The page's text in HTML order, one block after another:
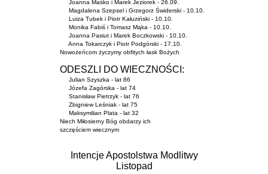
Joanna Maśko i Marek Jeziorek - 26.09.
Magdalena Szepsel i Grzegorz Świderski - 10.10.
Luiza Tubek i Piotr Kałuziński - 10.10.
Monika Fabiś i Tomasz Mąka - 10.10.
Joanna Pasiut i Marek Boczkowski - 10.10.
Anna Tokarczyk i Piotr Podgórski - 17.10.
Nowożeńcom życzymy obfitych łask Bożych
ODESZLI DO WIECZNOŚCI:
Julian Szyszka - lat 86
Józefa Zagórska - lat 74
Stanisław Pietrzyk - lat 76
Zbigniew Leśniak - lat 75
Maksymilian Plata - lat 32
Niech Miłosierny Bóg obdarzy ich
szczęściem wiecznym
Intencje Apostolstwa Modlitwy
Listopad